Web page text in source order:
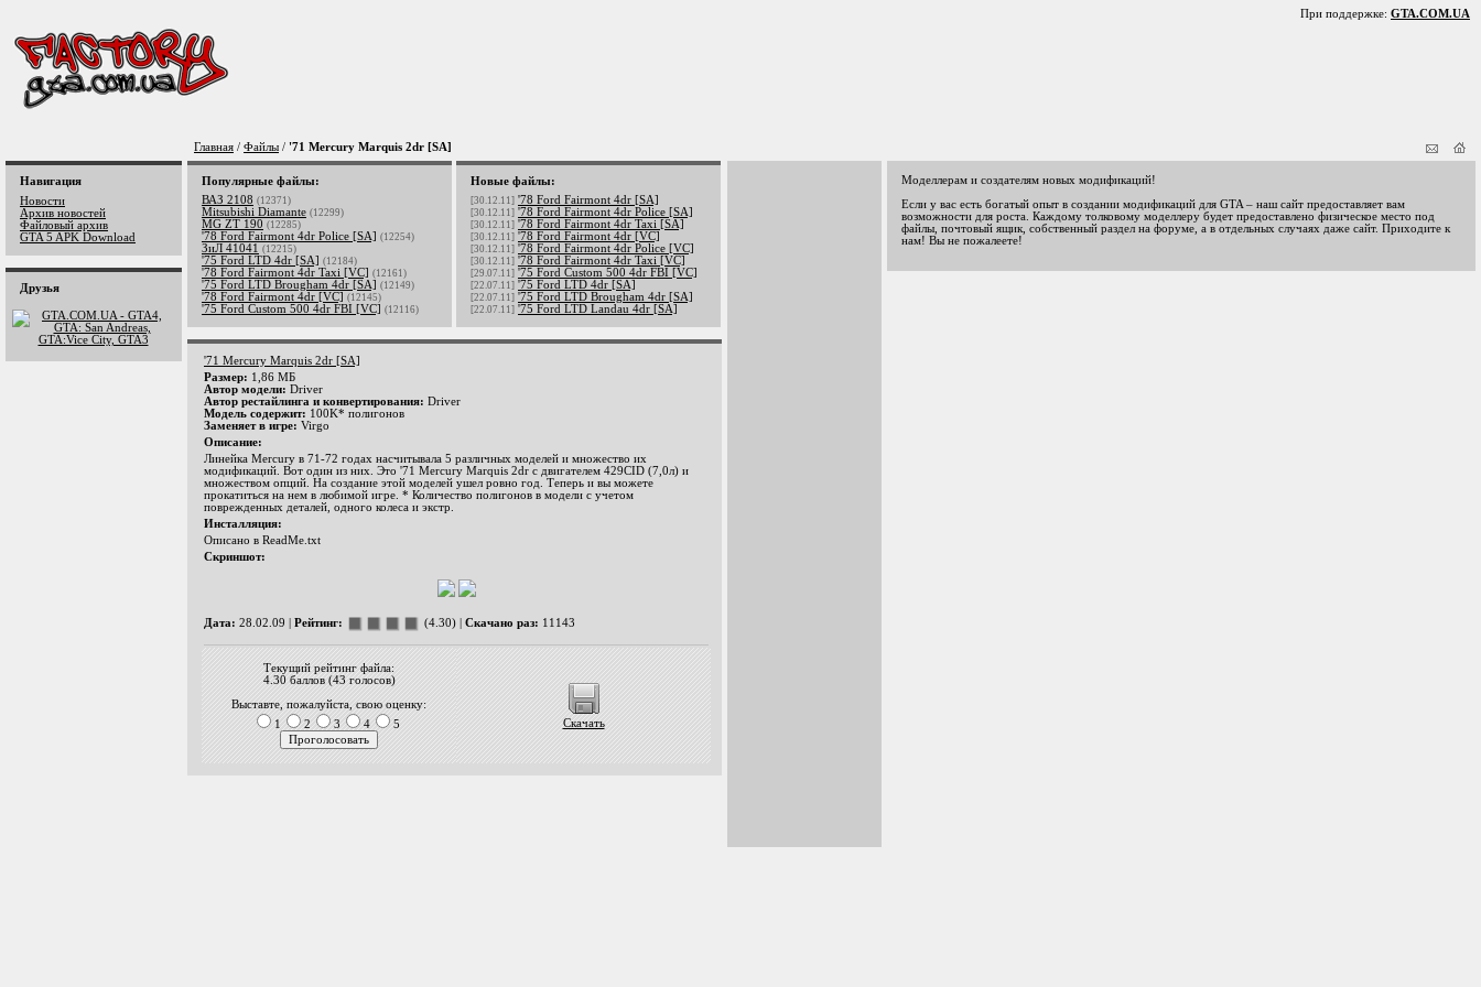
При поддержке: GTA.COM.UA
Главная / Файлы / '71 Mercury Marquis 2dr [SA]
Навигация
Новости
Архив новостей
Файловый архив
GTA 5 APK Download
Друзья
Популярные файлы:
ВАЗ 2108 (12371)
Mitsubishi Diamante (12299)
MG ZT 190 (12285)
'78 Ford Fairmont 4dr Police [SA] (12254)
ЗиЛ 41041 (12215)
'75 Ford LTD 4dr [SA] (12184)
'78 Ford Fairmont 4dr Taxi [VC] (12161)
'75 Ford LTD Brougham 4dr [SA] (12149)
'78 Ford Fairmont 4dr [VC] (12145)
'75 Ford Custom 500 4dr FBI [VC] (12116)
Новые файлы:
[30.12.11] '78 Ford Fairmont 4dr [SA]
[30.12.11] '78 Ford Fairmont 4dr Police [SA]
[30.12.11] '78 Ford Fairmont 4dr Taxi [SA]
[30.12.11] '78 Ford Fairmont 4dr [VC]
[30.12.11] '78 Ford Fairmont 4dr Police [VC]
[30.12.11] '78 Ford Fairmont 4dr Taxi [VC]
[29.07.11] '75 Ford Custom 500 4dr FBI [VC]
[22.07.11] '75 Ford LTD 4dr [SA]
[22.07.11] '75 Ford LTD Brougham 4dr [SA]
[22.07.11] '75 Ford LTD Landau 4dr [SA]
'71 Mercury Marquis 2dr [SA]
Размер: 1,86 МБ
Автор модели: Driver
Автор рестайлинга и конвертирования: Driver
Модель содержит: 100K* полигонов
Заменяет в игре: Virgo
Описание:
Линейка Mercury в 71-72 годах насчитывала 5 различных моделей и множество их
модификаций. Вот один из них. Это '71 Mercury Marquis 2dr с двигателем 429CID (7,0л) и
множеством опций. На создание этой моделей ушел ровно год. Теперь и вы можете
прокатиться на нем в любимой игре. * Количество полигонов в модели с учетом
поврежденных деталей, одного колеса и экстр.
Инсталляция:
Описано в ReadMe.txt
Скриншот:
Дата: 28.02.09 | Рейтинг: (4.30) | Скачано раз: 11143
Текущий рейтинг файла:
4.30 баллов (43 голосов)
Выставте, пожалуйста, свою оценку:
1
2 3 4 5 Скачать
Моделлерам и создателям новых модификаций!
Если у вас есть богатый опыт в создании модификаций для GTA – наш сайт предоставляет вам
возможности для роста. Каждому толковому моделлеру будет предоставлено физическое место под
файлы, почтовый ящик, собственный раздел на форуме, а в отдельных случаях даже сайт. Приходите к
нам! Вы не пожалеете!